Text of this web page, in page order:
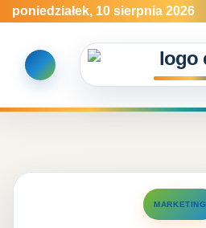
Skip
content
poniedziałek, 10 sierpnia 2026
MARKETING